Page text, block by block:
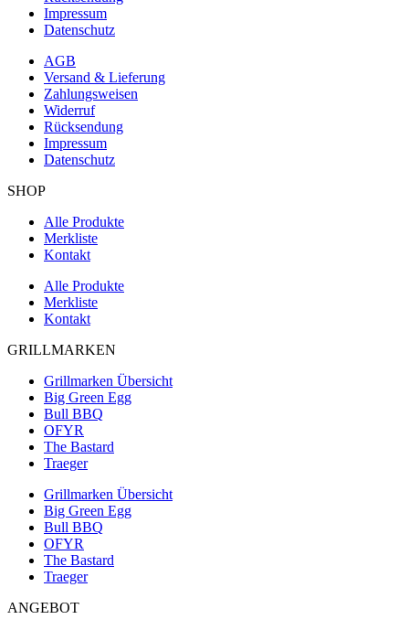
Impressum
Datenschutz
AGB
Versand & Lieferung
Zahlungsweisen
Widerruf
Rücksendung
Impressum
Datenschutz
SHOP
Alle Produkte
Merkliste
Kontakt
Alle Produkte
Merkliste
Kontakt
GRILLMARKEN
Grillmarken Übersicht
Big Green Egg
Bull BBQ
OFYR
The Bastard
Traeger
Grillmarken Übersicht
Big Green Egg
Bull BBQ
OFYR
The Bastard
Traeger
ANGEBOT